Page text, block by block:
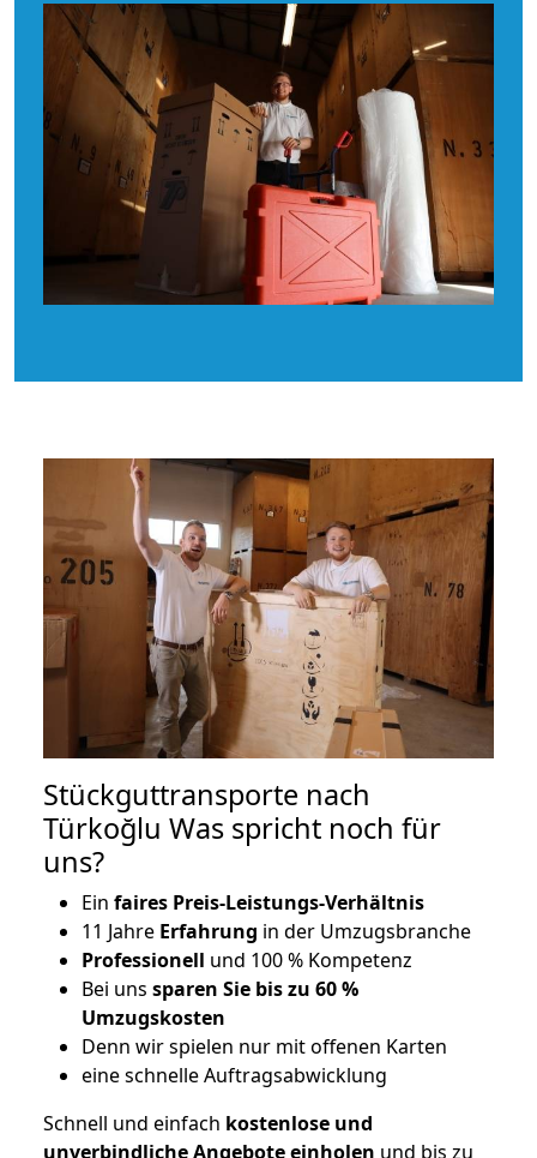
Stückguttransporte nach
Türkoğlu Was spricht noch für
uns?
Ein faires Preis-Leistungs-Verhältnis
11 Jahre Erfahrung in der Umzugsbranche
Professionell und 100 % Kompetenz
Bei uns sparen Sie bis zu 60 %
Umzugskosten
Denn wir spielen nur mit offenen Karten
eine schnelle Auftragsabwicklung
Schnell und einfach kostenlose und
unverbindliche Angebote einholen und bis zu